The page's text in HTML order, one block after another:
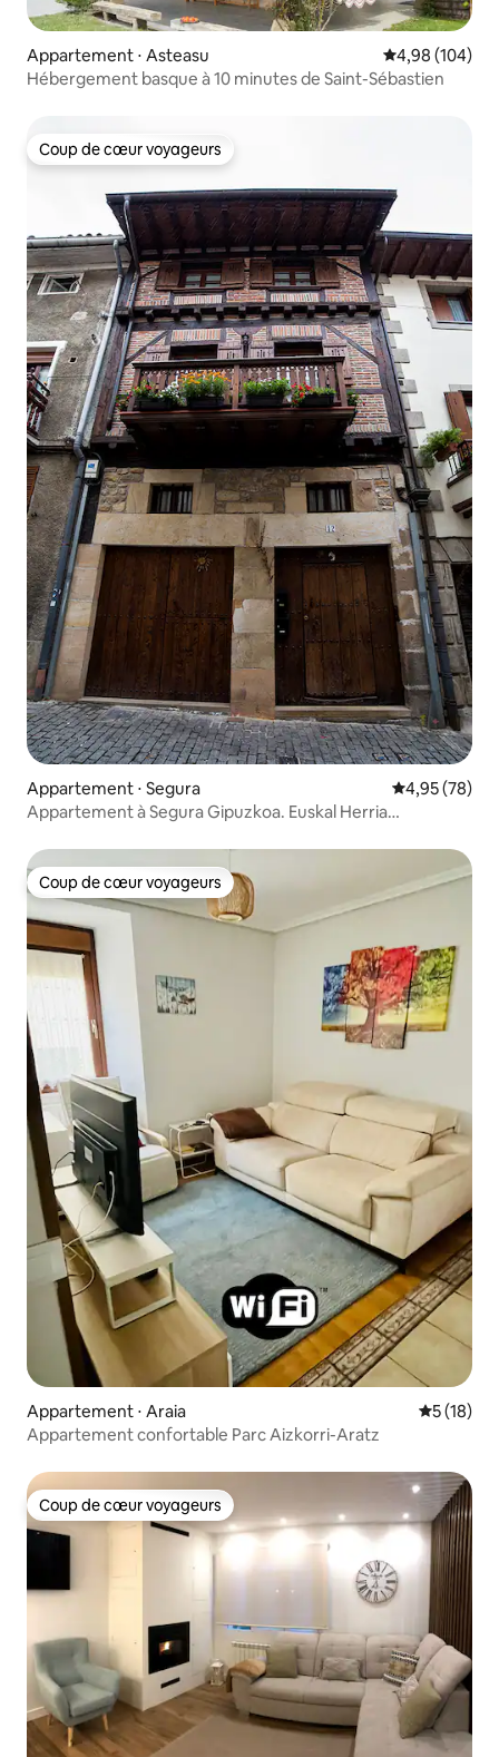
Appartement ⋅ Asteasu Évaluation
4,98 (104)
Hébergement basque à 10 minutes de Saint-Sébastien
Coup de cœur voyageurs
Coup de cœur voyageurs
Appartement ⋅ Segura Évaluation
4,95 (78)
Appartement à Segura Gipuzkoa. Euskal Herria
Coup de cœur voyageurs
Coup de cœur voyageurs
Appartement ⋅ Araia
5 (18)
Appartement confortable Parc Aizkorri-Aratz
Coup de cœur voyageurs
Coup de cœur voyageurs